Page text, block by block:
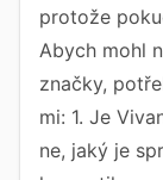
protože
Abych mohl
značky,
mi: 1. Je
ne, jaký je